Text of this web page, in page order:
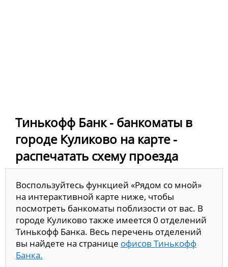
Тинькофф Банк - банкоматы в
городе Куликово на карте -
распечатать схему проезда
Воспользуйтесь функцией «Рядом со мной»
на интерактивной карте ниже, чтобы
посмотреть банкоматы поблизости от вас. В
городе Куликово также имеется 0 отделений
Тинькофф Банка. Весь перечень отделений
вы найдете на странице офисов Тинькофф
Банка.